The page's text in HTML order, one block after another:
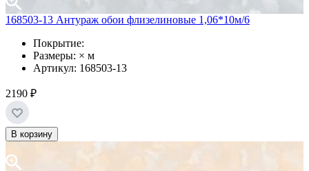
168503-13 Антураж обои флизелиновые 1,06*10м/6
Покрытие:
Размеры: × м
Артикул: 168503-13
2190 ₽
В корзину